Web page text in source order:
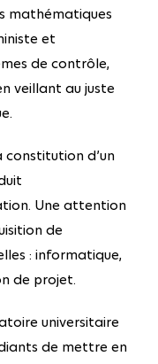
mathématiques
et
de contrôle,
veillant au juste
d’un
Une attention
de
: informatique,
de projet.
universitaire
de mettre en